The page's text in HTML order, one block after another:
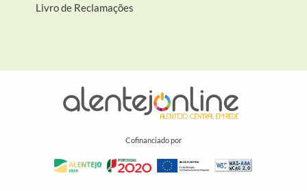
Livro de Reclamações
Cofinanciado por